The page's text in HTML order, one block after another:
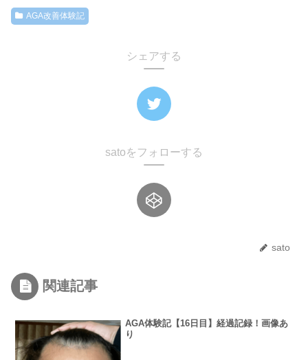
AGA改善体験記
シェアする
satoをフォローする
sato
関連記事
AGA体験記【16日目】経過記録！画像あ
り